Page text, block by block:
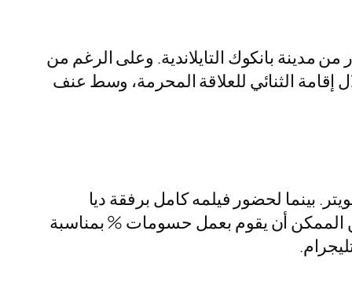
مدينة بانكوك التايلاندية. وعلى الرغم من
وذلك من خلال إقامة الثنائي للعلاقة المحرمة، وسط عنف
بينما لحضور فيلمه كامل برفقة ديا
الممكن أن يقوم بعمل حسومات % بمناسبة